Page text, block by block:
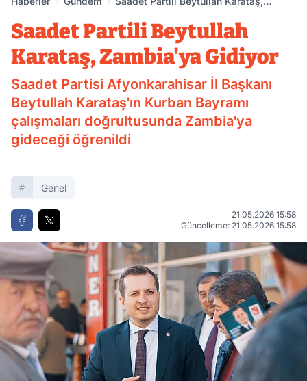
Saadet Partili Beytullah
Karataş, Zambia'ya Gidiyor
Saadet Partisi Afyonkarahisar İl Başkanı
Beytullah Karataş'ın Kurban Bayramı
çalışmaları doğrultusunda Zambia'ya
gideceği öğrenildi
Genel
21.05.2026 15:58
Güncelleme: 21.05.2026 15:58